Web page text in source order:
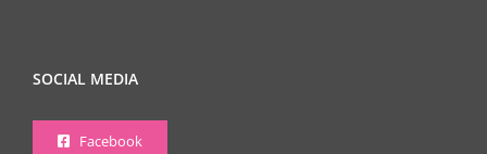
SOCIAL MEDIA
Facebook